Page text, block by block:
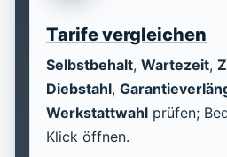
Tarife vergleichen
Selbstbehalt, Wartezeit,
Diebstahl,
Werkstattwahl prüfen;
Klick öffnen.